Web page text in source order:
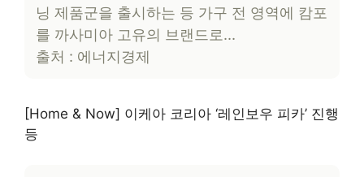
닝 제품군을 출시하는 등 가구 전 영역에 캄포
를 까사미아 고유의 브랜드로…
출처 : 에너지경제
[Home & Now] 이케아 코리아 ‘레인보우 피카’ 진행
등